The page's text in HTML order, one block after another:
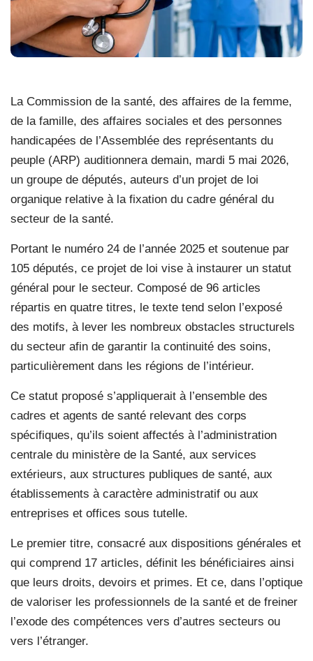
La Commission de la santé, des affaires de la femme,
de la famille, des affaires sociales et des personnes
handicapées de l’Assemblée des représentants du
peuple (ARP) auditionnera demain, mardi 5 mai 2026,
un groupe de députés, auteurs d’un projet de loi
organique relative à la fixation du cadre général du
secteur de la santé.
Portant le numéro 24 de l’année 2025 et soutenue par
105 députés, ce projet de loi vise à instaurer un statut
général pour le secteur. Composé de 96 articles
répartis en quatre titres, le texte tend selon l’exposé
des motifs, à lever les nombreux obstacles structurels
du secteur afin de garantir la continuité des soins,
particulièrement dans les régions de l’intérieur.
Ce statut proposé s’appliquerait à l’ensemble des
cadres et agents de santé relevant des corps
spécifiques, qu’ils soient affectés à l’administration
centrale du ministère de la Santé, aux services
extérieurs, aux structures publiques de santé, aux
établissements à caractère administratif ou aux
entreprises et offices sous tutelle.
Le premier titre, consacré aux dispositions générales et
qui comprend 17 articles, définit les bénéficiaires ainsi
que leurs droits, devoirs et primes. Et ce, dans l’optique
de valoriser les professionnels de la santé et de freiner
l’exode des compétences vers d’autres secteurs ou
vers l’étranger.